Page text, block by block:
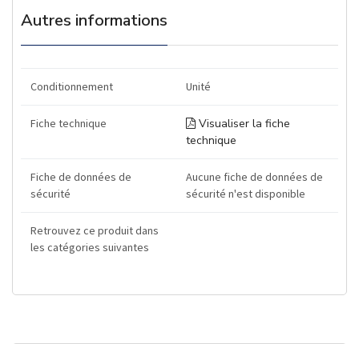
Autres informations
Conditionnement Unité
Fiche technique
Visualiser la fiche
technique
Fiche de données de
sécurité
Aucune fiche de données de
sécurité n'est disponible
Retrouvez ce produit dans
les catégories suivantes